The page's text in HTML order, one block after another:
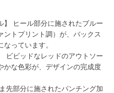
】 ヒール部分に施されたブルー
トプリント調）が、バックス
っています。
ビビッドなレッドのアウトソー
かな色彩が、デザインの完成度
先部分に施されたパンチング加